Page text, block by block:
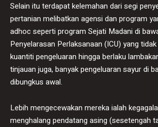
Selain itu terdapat kelemahan dari segi
pertanian melibatkan agensi dan program
adhoc seperti program Sejati Madani di
Penyelarasan Perlaksanaan (ICU) yang
kuantiti pengeluaran hingga berlaku
tinjauan juga, banyak pengeluaran sayur di
dibungkus awal.
Lebih mengecewakan mereka ialah
menghalang pendatang asing (sesetengah